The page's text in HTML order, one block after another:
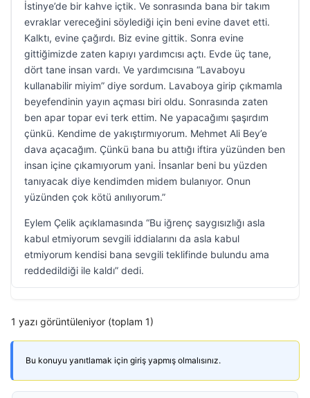
İstinye’de bir kahve içtik. Ve sonrasında bana bir takım
evraklar vereceğini söylediği için beni evine davet etti.
Kalktı, evine çağırdı. Biz evine gittik. Sonra evine
gittiğimizde zaten kapıyı yardımcısı açtı. Evde üç tane,
dört tane insan vardı. Ve yardımcısına “Lavaboyu
kullanabilir miyim” diye sordum. Lavaboya girip çıkmamla
beyefendinin yayın açması biri oldu. Sonrasında zaten
ben apar topar evi terk ettim. Ne yapacağımı şaşırdım
çünkü. Kendime de yakıştırmıyorum. Mehmet Ali Bey’e
dava açacağım. Çünkü bana bu attığı iftira yüzünden ben
insan içine çıkamıyorum yani. İnsanlar beni bu yüzden
tanıyacak diye kendimden midem bulanıyor. Onun
yüzünden çok kötü anılıyorum.”
Eylem Çelik açıklamasında “Bu iğrenç saygısızlığı asla
kabul etmiyorum sevgili iddialarını da asla kabul
etmiyorum kendisi bana sevgili teklifinde bulundu ama
reddedildiği ile kaldı” dedi.
1 yazı görüntüleniyor (toplam 1)
Bu konuyu yanıtlamak için giriş yapmış olmalısınız.